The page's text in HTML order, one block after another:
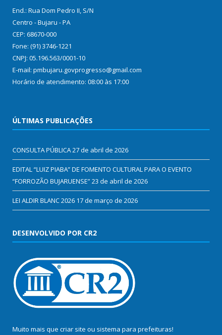
End.: Rua Dom Pedro II, S/N
Centro - Bujaru - PA
CEP: 68670-000
Fone: (91) 3746-1221
CNPJ: 05.196.563/0001-10
E-mail: pmbujaru.govprogresso@gmail.com
Horário de atendimento: 08:00 às 17:00
ÚLTIMAS PUBLICAÇÕES
CONSULTA PÚBLICA27 de abril de 2026
EDITAL “LUIZ PIABA” DE FOMENTO CULTURAL PARA O EVENTO
“FORROZÃO BUJARUENSE”23 de abril de 2026
LEI ALDIR BLANC 2026 17 de março de 2026
DESENVOLVIDO POR CR2
Muito mais que criar site ou sistema para prefeituras!